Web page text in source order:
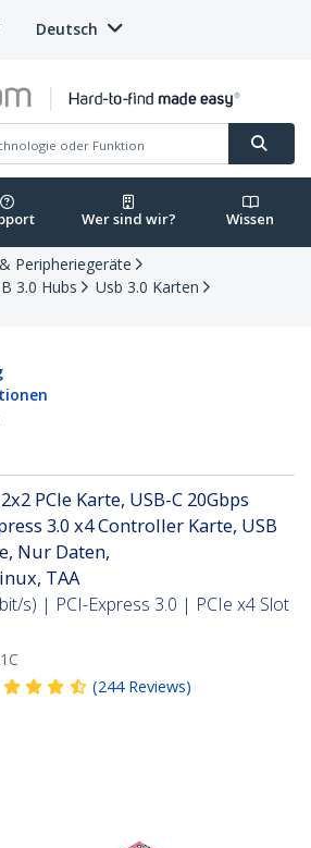
Deutsch
Wer sind wir? Wissen
Peripheriegeräte
3.0 Hubs
Usb 3.0 Karten
PCIe Karte, USB-C 20Gbps
3.0 x4 Controller Karte, USB
Nur Daten,
TAA
s) | PCI-Express 3.0 | PCIe x4 Slot
(244 Reviews)